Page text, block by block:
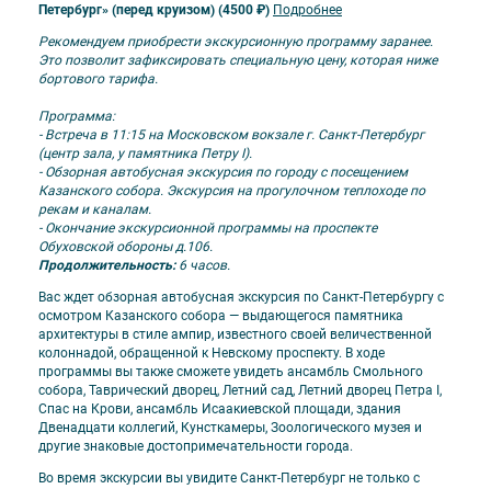
Петербург» (перед круизом) (4500 ₽) Подробнее
Рекомендуем приобрести экскурсионную программу заранее.
Это позволит зафиксировать специальную цену, которая ниже
бортового тарифа.
Программа:
- Встреча в 11:15 на Московском вокзале г. Санкт-Петербург
(центр зала, у памятника Петру I).
- Обзорная автобусная экскурсия по городу с посещением
Казанского собора. Экскурсия на прогулочном теплоходе по
рекам и каналам.
- Окончание экскурсионной программы на проспекте
Обуховской обороны д.106.
Продолжительность: 6 часов.
Вас ждет обзорная автобусная экскурсия по Санкт-Петербургу с
осмотром Казанского собора — выдающегося памятника
архитектуры в стиле ампир, известного своей величественной
колоннадой, обращенной к Невскому проспекту. В ходе
программы вы также сможете увидеть ансамбль Смольного
собора, Таврический дворец, Летний сад, Летний дворец Петра I,
Спас на Крови, ансамбль Исаакиевской площади, здания
Двенадцати коллегий, Кунсткамеры, Зоологического музея и
другие знаковые достопримечательности города.
Во время экскурсии вы увидите Санкт-Петербург не только с